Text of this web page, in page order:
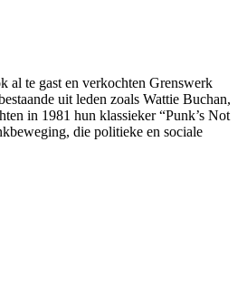
al te gast en verkochten Grenswerk
uit leden zoals Wattie Buchan,
in 1981 hun klassieker “Punk’s Not
die politieke en sociale